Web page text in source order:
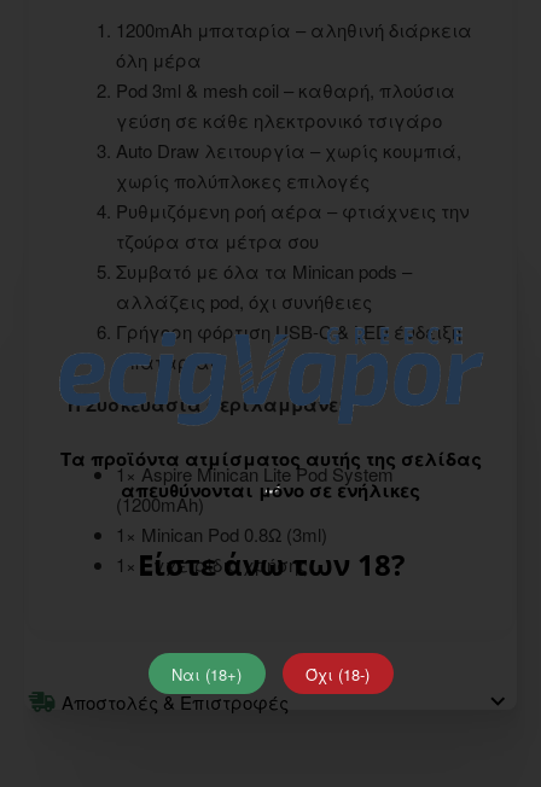
Τα προϊόντα ατμίσματος αυτής της σελίδας
απευθύνονται μόνο σε ενήλικες
Είστε άνω των 18?
Ναι (18+) Όχι (18-)
1200mAh μπαταρία – αληθινή διάρκεια
όλη μέρα
Pod 3ml & mesh coil – καθαρή, πλούσια
γεύση σε κάθε ηλεκτρονικό τσιγάρο
Auto Draw λειτουργία – χωρίς κουμπιά,
χωρίς πολύπλοκες επιλογές
Ρυθμιζόμενη ροή αέρα – φτιάχνεις την
τζούρα στα μέτρα σου
Συμβατό με όλα τα Minican pods –
αλλάζεις pod, όχι συνήθειες
Γρήγορη φόρτιση USB-C & LED ένδειξη
μπαταρίας
Η Συσκευασία περιλαμβάνει:
1× Aspire Minican Lite Pod System
(1200mAh)
1× Minican Pod 0.8Ω (3ml)
1× Εγχειρίδιο χρήσης
Αποστολές & Επιστροφές